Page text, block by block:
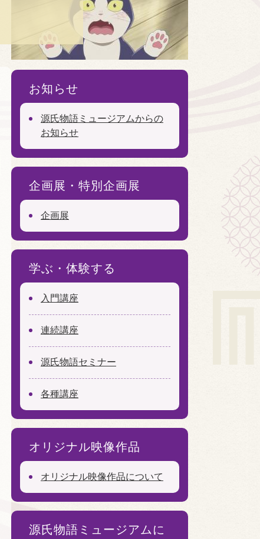
お知らせ
源氏物語ミュージアムからの
お知らせ
企画展・特別企画展
企画展
学ぶ・体験する
入門講座
連続講座
源氏物語セミナー
各種講座
オリジナル映像作品
オリジナル映像作品について
源氏物語ミュージアムに